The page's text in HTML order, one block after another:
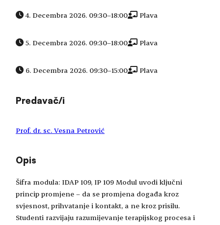
4. Decembra 2026. 09:30–18:00 Plava
5. Decembra 2026. 09:30–18:00 Plava
6. Decembra 2026. 09:30–15:00 Plava
Predavač/i
Prof. dr. sc. Vesna Petrović
Opis
Šifra modula: IDAP 109, IP 109 Modul uvodi ključni
princip promjene – da se promjena događa kroz
svjesnost, prihvatanje i kontakt, a ne kroz prisilu.
Studenti razvijaju razumijevanje terapijskog procesa i